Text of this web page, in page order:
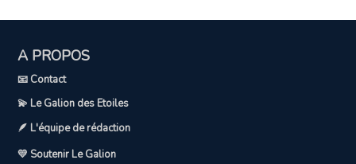
A PROPOS
📧 Contact
💫 Le Galion des Etoiles
🪶 L'équipe de rédaction
💛 Soutenir Le Galion